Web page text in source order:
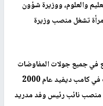
والعلوم، ووزيرة شؤون
تشغل منصب وزيرة
جميع جولات المفاوضات
مع إسرائيل، بما في ذلك تلك التي أجريت في كامب ديفيد عام 2000
وفي عام 1991، شغل منصب نائب رئيس وفد مدريد